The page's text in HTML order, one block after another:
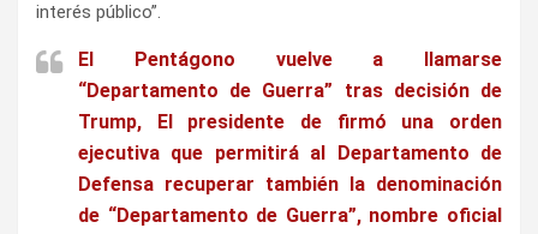
interés público”.
El Pentágono vuelve a llamarse
“Departamento de Guerra” tras decisión de
Trump, El presidente de firmó una orden
ejecutiva que permitirá al Departamento de
Defensa recuperar también la denominación
de “Departamento de Guerra”, nombre oficial